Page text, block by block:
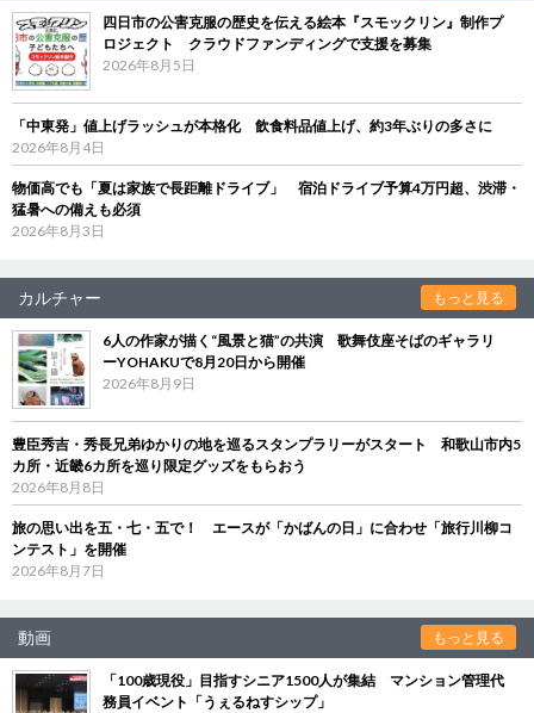
四日市の公害克服の歴史を伝える絵本『スモックリン』制作プ
ロジェクト クラウドファンディングで支援を募集
2026年8月5日
「中東発」値上げラッシュが本格化 飲食料品値上げ、約3年ぶりの多さに
2026年8月4日
物価高でも「夏は家族で長距離ドライブ」 宿泊ドライブ予算4万円超、渋滞・
猛暑への備えも必須
2026年8月3日
カルチャー もっと見る
6人の作家が描く“風景と猫”の共演 歌舞伎座そばのギャラリ
ーYOHAKUで8月20日から開催
2026年8月9日
豊臣秀吉・秀長兄弟ゆかりの地を巡るスタンプラリーがスタート 和歌山市内5
カ所・近畿6カ所を巡り限定グッズをもらおう
2026年8月8日
旅の思い出を五・七・五で！ エースが「かばんの日」に合わせ「旅行川柳コ
ンテスト」を開催
2026年8月7日
動画 もっと見る
「100歳現役」目指すシニア1500人が集結 マンション管理代
務員イベント「うぇるねすシップ」